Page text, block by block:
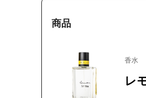
商品
香水
レ